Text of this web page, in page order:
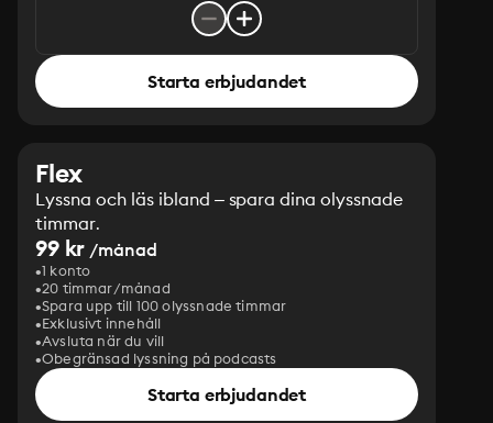
Starta erbjudandet
Flex
Lyssna och läs ibland – spara dina olyssnade
timmar.
99 kr /månad
1 konto
20 timmar/månad
Spara upp till 100 olyssnade timmar
Exklusivt innehåll
Avsluta när du vill
Obegränsad lyssning på podcasts
Starta erbjudandet